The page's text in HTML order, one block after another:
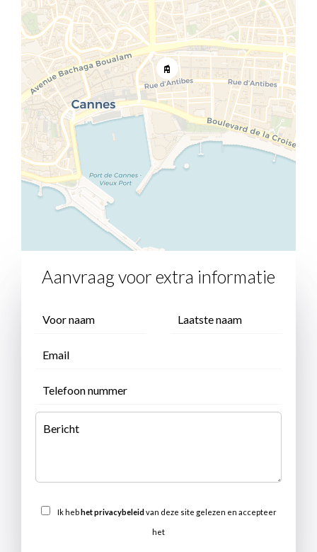
Aanvraag voor extra informatie
Ik hebhet privacybeleidvan deze site gelezen en accepteer
het